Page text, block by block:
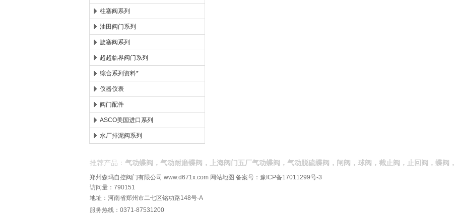
柱塞阀系列
油田阀门系列
旋塞阀系列
超超临界阀门系列
综合系列资料*
仪器仪表
阀门配件
ASCO美国进口系列
水厂排泥阀系列
推荐产品： 气动蝶阀，气动耐磨蝶阀，上海阀门五厂气动蝶阀，气动脱硫蝶阀，闸阀，球阀，截止阀，止回阀，蝶阀
郑州森玛自控阀门有限公司 www.d671x.com 网站地图 备案号： 豫ICP备17011299号-3
访问量：790151
地址：河南省郑州市二七区铭功路148号-A
服务热线：0371-87531200